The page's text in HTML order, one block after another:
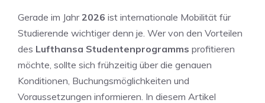
Gerade im Jahr2026 ist internationale Mobilität für
Studierende wichtiger denn je. Wer von den Vorteilen
des Lufthansa Studentenprogramms profitieren
möchte, sollte sich frühzeitig über die genauen
Konditionen, Buchungsmöglichkeiten und
Voraussetzungen informieren. In diesem Artikel